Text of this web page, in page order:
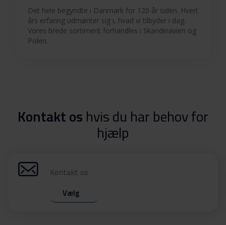
Det hele begyndte i Danmark for 120 år siden. Hvert
års erfaring udmønter sig i, hvad vi tilbyder i dag.
Vores brede sortiment forhandles i Skandinavien og
Polen.
Kontakt os hvis du har behov for
hjælp
Kontakt os
Vælg